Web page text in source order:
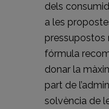
dels
a les
pressupostos
fórmula
donar la
part de
solvència de